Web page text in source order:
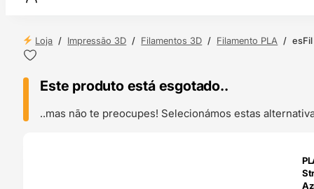
Loja / Impressão 3D / Filamentos 3D / Filamento PLA / esFil
Este produto está esgotado..
..mas não te preocupes! Selecionámos estas